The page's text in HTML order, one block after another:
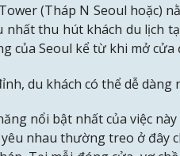
(Tháp N Seoul hoặc)
nhất thu hút khách du lịch
của Seoul kể từ khi mở cửa
du khách có thể dễ dàng
nổi bật nhất của việc này
nhau thường treo ở đây